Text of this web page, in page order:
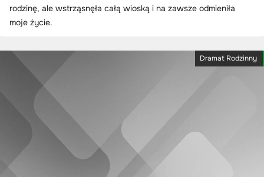
rodzinę, ale wstrząsnęła całą wioską i na zawsze odmieniła
moje życie.
Dramat Rodzinny